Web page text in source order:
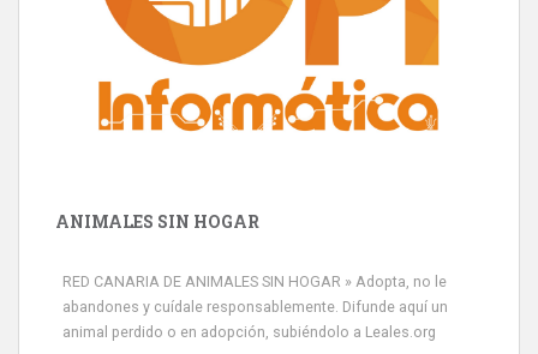
ANIMALES SIN HOGAR
RED CANARIA DE ANIMALES SIN HOGAR » Adopta, no le
abandones y cuídale responsablemente. Difunde aquí un
animal perdido o en adopción, subiéndolo a Leales.org